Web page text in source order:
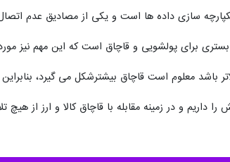
سازی داده ها است و یکی از مصادیق عدم اتصال
برای پولشویی و قاچاق است که این مهم نیز
باشد معلوم است قاچاق بیشترشکل می گیرد،
داریم و در زمینه مقابله با قاچاق کالا و ارز از